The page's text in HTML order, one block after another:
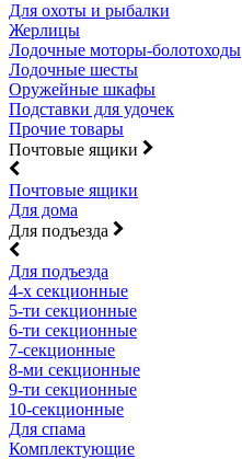
Для охоты и рыбалки
Жерлицы
Лодочные моторы-болотоходы
Лодочные шесты
Оружейные шкафы
Подставки для удочек
Прочие товары
Почтовые ящики
Почтовые ящики
Для дома
Для подъезда
Для подъезда
4-х секционные
5-ти секционные
6-ти секционные
7-секционные
8-ми секционные
9-ти секционные
10-секционные
Для спама
Комплектующие